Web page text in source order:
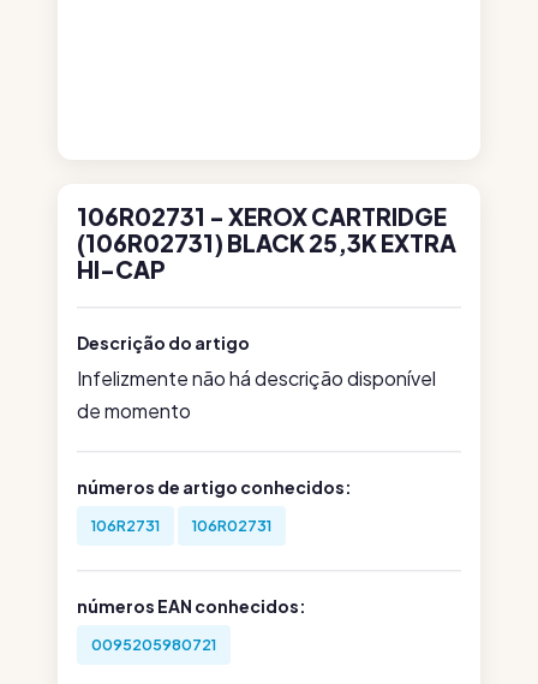
106R02731 - XEROX CARTRIDGE
(106R02731) BLACK 25,3K EXTRA
HI-CAP
Descrição do artigo
Infelizmente não há descrição disponível
de momento
números de artigo conhecidos:
106R2731 106R02731
números EAN conhecidos:
0095205980721